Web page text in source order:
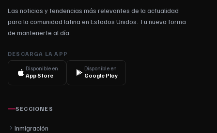
Las noticias y tendencias más relevantes de la actualidad
para la comunidad latina en Estados Unidos. Tu nueva forma
de mantenerte al día.
DESCARGA LA APP
Disponible en
App Store
Disponible en
Google Play
SECCIONES
Inmigración